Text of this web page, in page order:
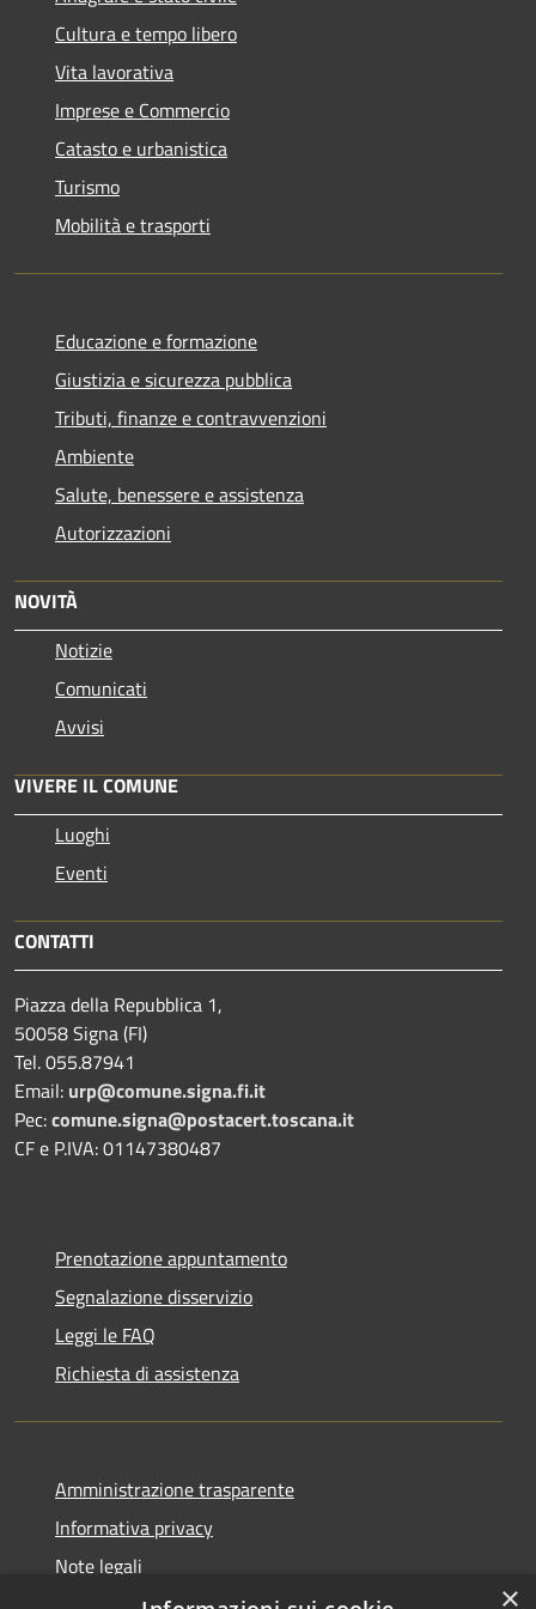
Cultura e tempo libero
Vita lavorativa
Imprese e Commercio
Catasto e urbanistica
Turismo
Mobilità e trasporti
Educazione e formazione
Giustizia e sicurezza pubblica
Tributi, finanze e contravvenzioni
Ambiente
Salute, benessere e assistenza
Autorizzazioni
NOVITÀ
Notizie
Comunicati
Avvisi
VIVERE IL COMUNE
Luoghi
Eventi
CONTATTI
Piazza della Repubblica 1,
50058 Signa (FI)
Tel. 055.87941
Email: urp@comune.signa.fi.it
Pec:comune.signa@postacert.toscana.it
CF e P.IVA: 01147380487
Prenotazione appuntamento
Segnalazione disservizio
Leggi le FAQ
Richiesta di assistenza
Amministrazione trasparente
Informativa privacy
Note legali
×